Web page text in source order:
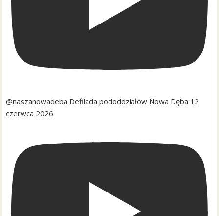
@naszanowadeba Defilada pododdziałów Nowa Dęba 12
czerwca 2026